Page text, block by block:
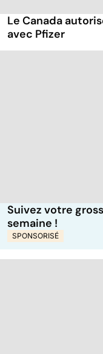
Le Canada
avec Pfizer
Suivez votre
semaine !